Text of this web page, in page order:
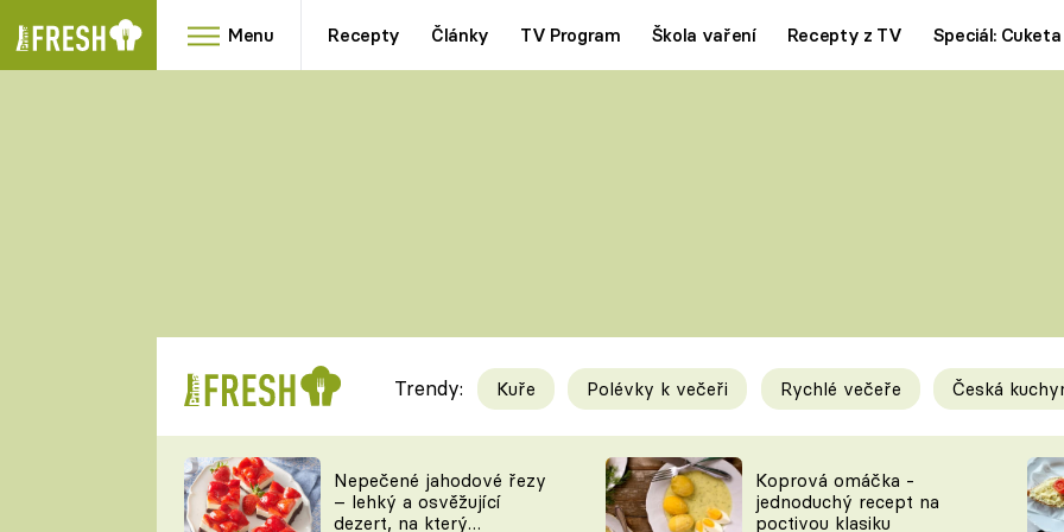
Menu Recepty Články TV Program Škola vaření Recepty z TV Speciál: Cuketa
RYCHLOVKY
Videorecepty
TEĎ VAŘÍ ŠÉF!
Tipy a triky
KAM ZA JÍDLEM
Trendy: Kuře Polévky k večeři Rychlé večeře Česká
Nepečené jahodové řezy
– lehký a osvěžující
dezert, na který
Koprová omáčka -
jednoduchý recept na
poctivou klasiku